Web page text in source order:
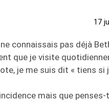
17
connaissais pas déjà
que je visite
je me suis dit « tiens si
mais que penses-